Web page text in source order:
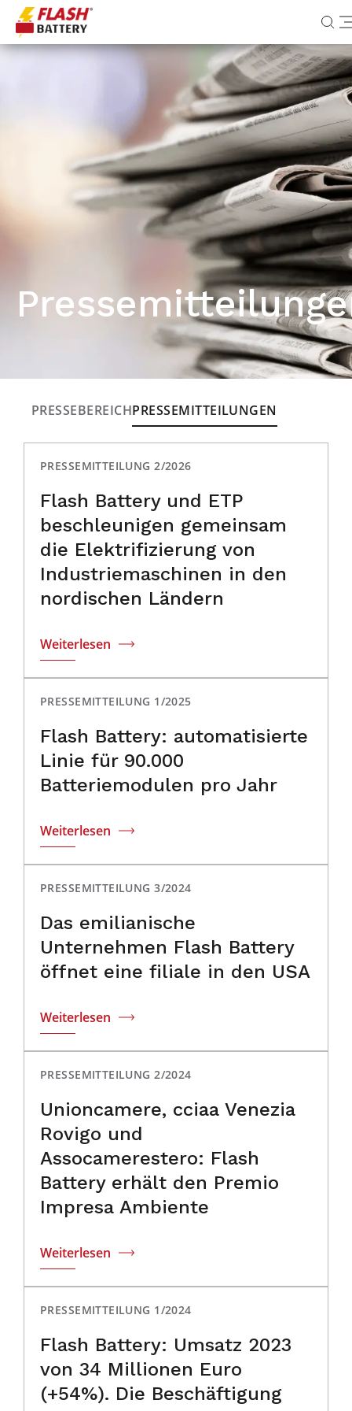
PRESSEBEREICHPRESSEMITTEILUNGEN
PRESSEMITTEILUNG 2/2026
Flash Battery und ETP
beschleunigen gemeinsam
die Elektrifizierung von
Industriemaschinen in den
nordischen Ländern
Weiterlesen
PRESSEMITTEILUNG 1/2025
Flash Battery: automatisierte
Linie für 90.000
Batteriemodulen pro Jahr
Weiterlesen
PRESSEMITTEILUNG 3/2024
Das emilianische
Unternehmen Flash Battery
öffnet eine filiale in den USA
Weiterlesen
PRESSEMITTEILUNG 2/2024
Unioncamere, cciaa Venezia
Rovigo und
Assocamerestero: Flash
Battery erhält den Premio
Impresa Ambiente
Weiterlesen
PRESSEMITTEILUNG 1/2024
Flash Battery: Umsatz 2023
von 34 Millionen Euro
(+54%). Die Beschäftigung